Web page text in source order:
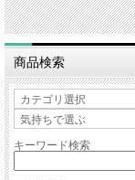
商品検索
キーワード検索